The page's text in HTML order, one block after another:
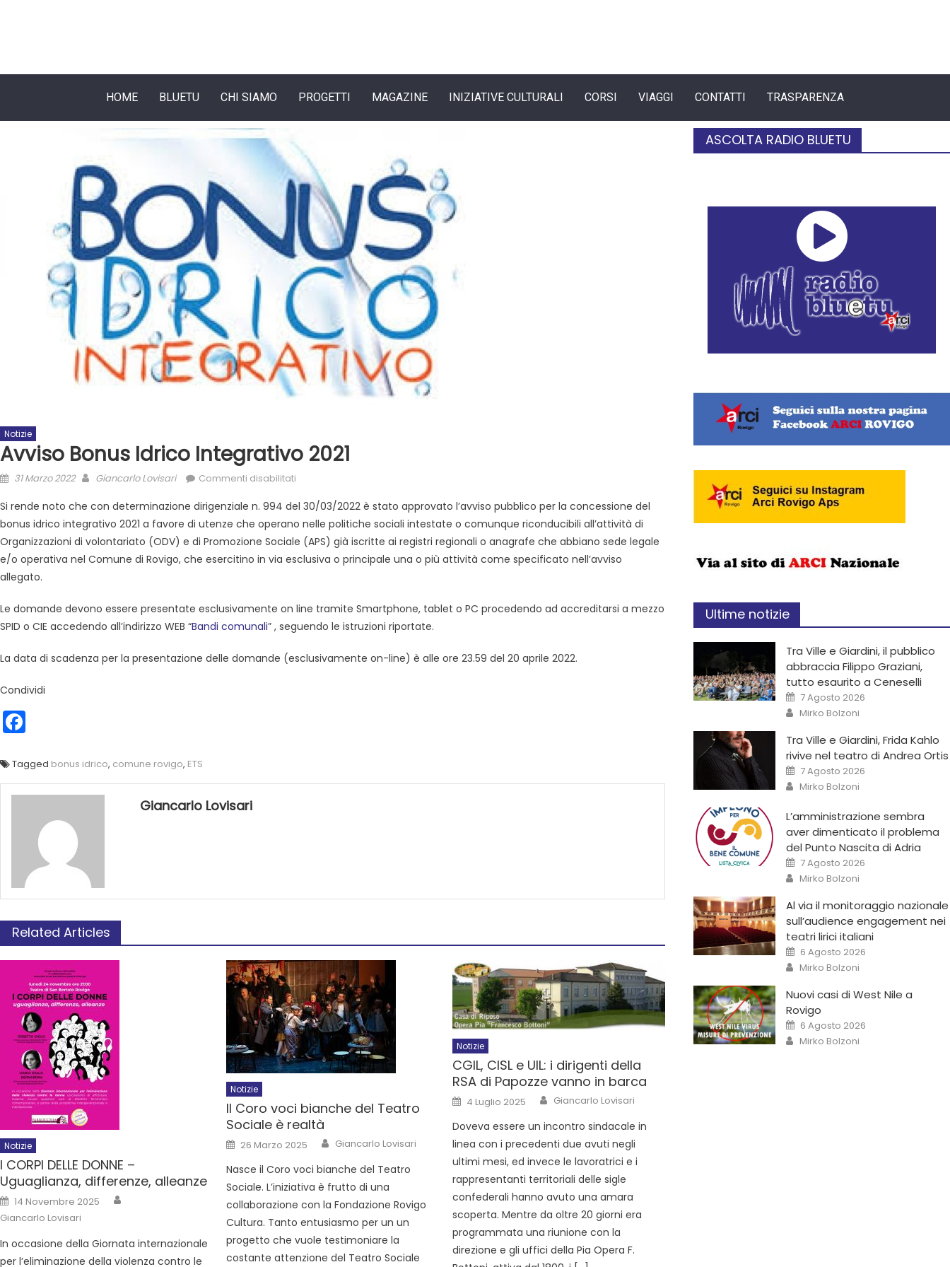
HOME BLUETU CHI SIAMO PROGETTI MAGAZINE INIZIATIVE CULTURALI CORSI VIAGGI CONTATTI TRASPARENZA
Notizie
Avviso Bonus Idrico Integrativo 2021
31 Marzo 2022 Giancarlo Lovisari Commenti disabilitati
Si rende noto che con determinazione dirigenziale n. 994 del 30/03/2022 è stato approvato l’avviso pubblico per la concessione del
bonus idrico integrativo 2021 a favore di utenze che operano nelle politiche sociali intestate o comunque riconducibili all’attività di
Organizzazioni di volontariato (ODV) e di Promozione Sociale (APS) già iscritte ai registri regionali o anagrafe che abbiano sede legale
e/o operativa nel Comune di Rovigo, che esercitino in via esclusiva o principale una o più attività come specificato nell’avviso
allegato.
Le domande devono essere presentate esclusivamente on line tramite Smartphone, tablet o PC procedendo ad accreditarsi a mezzo
SPID o CIE accedendo all’indirizzo WEB “Bandi comunali” , seguendo le istruzioni riportate.
La data di scadenza per la presentazione delle domande (esclusivamente on-line) è alle ore 23.59 del 20 aprile 2022.
Condividi
Tagged bonus idrico, comune rovigo, ETS
Giancarlo Lovisari
Related Articles
Notizie
I CORPI DELLE DONNE –
Uguaglianza, differenze, alleanze
14 Novembre 2025
Giancarlo Lovisari
In occasione della Giornata internazionale
per l’eliminazione della violenza contro le
Notizie
Il Coro voci bianche del Teatro
Sociale è realtà
26 Marzo 2025 Giancarlo Lovisari
Nasce il Coro voci bianche del Teatro
Sociale. L’iniziativa è frutto di una
collaborazione con la Fondazione Rovigo
Cultura. Tanto entusiasmo per un un
progetto che vuole testimoniare la
costante attenzione del Teatro Sociale
Notizie
CGIL, CISL e UIL: i dirigenti della
RSA di Papozze vanno in barca
4 Luglio 2025 Giancarlo Lovisari
Doveva essere un incontro sindacale in
linea con i precedenti due avuti negli
ultimi mesi, ed invece le lavoratrici e i
rappresentanti territoriali delle sigle
confederali hanno avuto una amara
scoperta. Mentre da oltre 20 giorni era
programmata una riunione con la
direzione e gli uffici della Pia Opera F.
ASCOLTA RADIO BLUETU
Ultime notizie
Tra Ville e Giardini, il pubblico
abbraccia Filippo Graziani,
tutto esaurito a Ceneselli
7 Agosto 2026
Mirko Bolzoni
Tra Ville e Giardini, Frida Kahlo
rivive nel teatro di Andrea Ortis
7 Agosto 2026
Mirko Bolzoni
L’amministrazione sembra
aver dimenticato il problema
del Punto Nascita di Adria
7 Agosto 2026
Mirko Bolzoni
Al via il monitoraggio nazionale
sull’audience engagement nei
teatri lirici italiani
6 Agosto 2026
Mirko Bolzoni
Nuovi casi di West Nile a
Rovigo
6 Agosto 2026
Mirko Bolzoni